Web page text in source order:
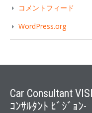
コメントフィード
WordPress.org
Car
ｺﾝｻﾙﾀﾝﾄ ﾋﾞｼﾞｮﾝ-